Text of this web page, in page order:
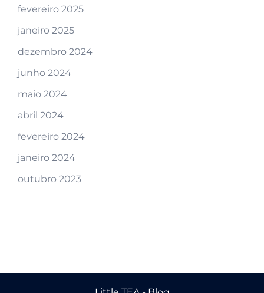
fevereiro 2025
janeiro 2025
dezembro 2024
junho 2024
maio 2024
abril 2024
fevereiro 2024
janeiro 2024
outubro 2023